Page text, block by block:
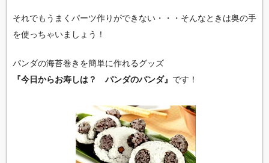
それでもうまくパーツ作りができない・・・そんなときは奥の手
を使っちゃいましょう！
パンダの海苔巻きを簡単に作れるグッズ
『今日からお寿しは？ パンダのバンダ』 です！